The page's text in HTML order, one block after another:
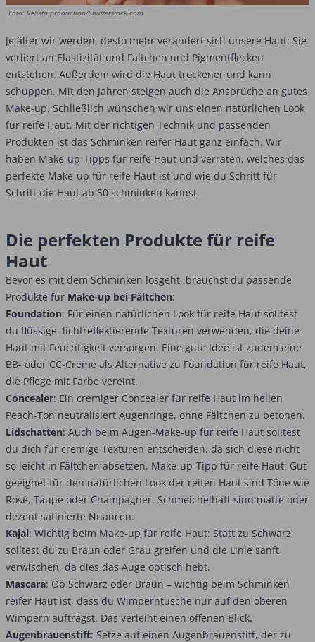
Foto: Velista production/Shutterstock.com
Je älter wir werden, desto mehr verändert sich unsere Haut: Sie
verliert an Elastizität und Fältchen und Pigmentflecken
entstehen. Außerdem wird die Haut trockener und kann
schuppen. Mit den Jahren steigen auch die Ansprüche an gutes
Make-up. Schließlich wünschen wir uns einen natürlichen Look
für reife Haut. Mit der richtigen Technik und passenden
Produkten ist das Schminken reifer Haut ganz einfach. Wir
haben Make-up-Tipps für reife Haut und verraten, welches das
perfekte Make-up für reife Haut ist und wie du Schritt für
Schritt die Haut ab 50 schminken kannst.
Die perfekten Produkte für reife
Haut
Bevor es mit dem Schminken losgeht, brauchst du passende
Produkte für Make-up bei Fältchen:
Foundation: Für einen natürlichen Look für reife Haut solltest
du flüssige, lichtreflektierende Texturen verwenden, die deine
Haut mit Feuchtigkeit versorgen. Eine gute Idee ist zudem eine
BB- oder CC-Creme als Alternative zu Foundation für reife Haut,
die Pflege mit Farbe vereint.
Concealer: Ein cremiger Concealer für reife Haut im hellen
Peach-Ton neutralisiert Augenringe, ohne Fältchen zu betonen.
Lidschatten: Auch beim Augen-Make-up für reife Haut solltest
du dich für cremige Texturen entscheiden, da sich diese nicht
so leicht in Fältchen absetzen. Make-up-Tipp für reife Haut: Gut
geeignet für den natürlichen Look der reifen Haut sind Töne wie
Rosé, Taupe oder Champagner. Schmeichelhaft sind matte oder
dezent satinierte Nuancen.
Kajal: Wichtig beim Make-up für reife Haut: Statt zu Schwarz
solltest du zu Braun oder Grau greifen und die Linie sanft
verwischen, da dies das Auge optisch hebt.
Mascara: Ob Schwarz oder Braun – wichtig beim Schminken
reifer Haut ist, dass du Wimperntusche nur auf den oberen
Wimpern aufträgst. Das verleiht einen offenen Blick.
Augenbrauenstift: Setze auf einen Augenbrauenstift, der zu